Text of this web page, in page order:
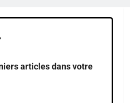
articles dans votre